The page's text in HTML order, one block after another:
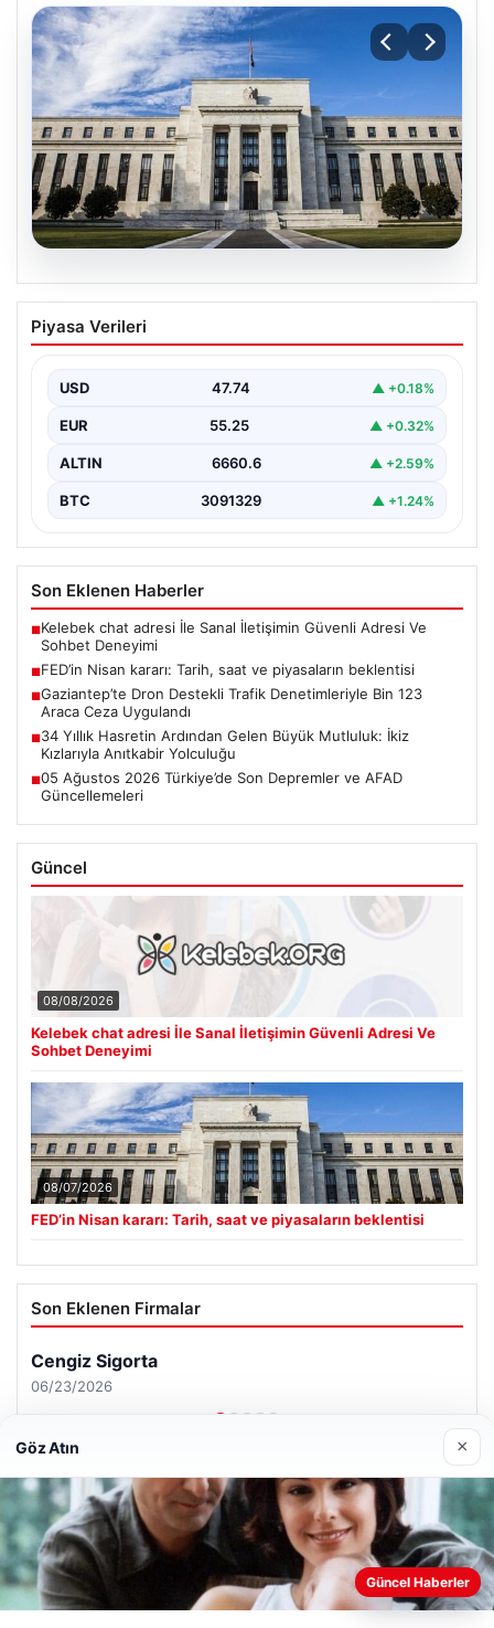
07.08.2026
FED’in Nisan kararı: Tarih, saat ve
piyasaların beklentisi
kararı yatırımcılar tarafından yakından takip ediliyor.…
Piyasa Verileri
USD 47.74 ▲ +0.18%
EUR 55.25 ▲ +0.32%
ALTIN 6660.6 ▲ +2.59%
BTC 3091329 ▲ +1.24%
Son Eklenen Haberler
■Kelebek chat adresi İle Sanal İletişimin Güvenli Adresi Ve
Sohbet Deneyimi
■FED’in Nisan kararı: Tarih, saat ve piyasaların beklentisi
■Gaziantep’te Dron Destekli Trafik Denetimleriyle Bin 123
Araca Ceza Uygulandı
■34 Yıllık Hasretin Ardından Gelen Büyük Mutluluk: İkiz
Kızlarıyla Anıtkabir Yolculuğu
■05 Ağustos 2026 Türkiye’de Son Depremler ve AFAD
Güncellemeleri
Güncel
08/08/2026
Kelebek chat adresi İle Sanal İletişimin Güvenli Adresi Ve
Sohbet Deneyimi
08/07/2026
FED’in Nisan kararı: Tarih, saat ve piyasaların beklentisi
Son Eklenen Firmalar
Web sitemizi nasıl kullandığınızı daha iyi anlayabilmek,
deneyiminizi kişiselleştirmek ve geliştirmek amacıyla çerezler
Göz Atın ×
Güncel Haberler